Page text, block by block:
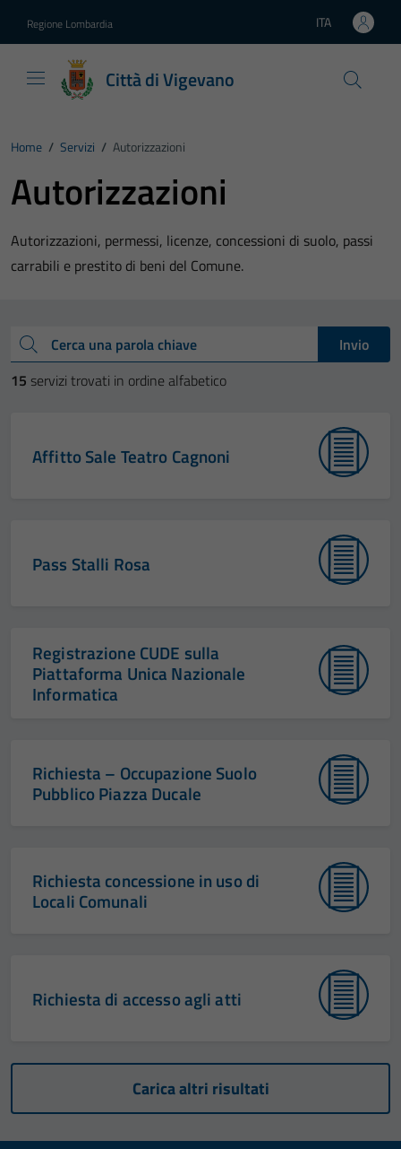
Regione Lombardia Lingua attiva:
ITA
Città di Vigevano
Home / Servizi / Autorizzazioni
Autorizzazioni
Autorizzazioni, permessi, licenze, concessioni di suolo, passi
carrabili e prestito di beni del Comune.
Cerca una parola chiave
Invio
15 servizi trovati in ordine alfabetico
Affitto Sale Teatro Cagnoni
Pass Stalli Rosa
Registrazione CUDE sulla
Piattaforma Unica Nazionale
Informatica
Richiesta – Occupazione Suolo
Pubblico Piazza Ducale
Richiesta concessione in uso di
Locali Comunali
Richiesta di accesso agli atti
Carica altri risultati